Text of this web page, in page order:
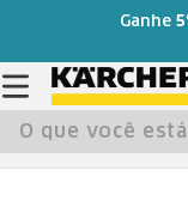
Ganhe
O que você está